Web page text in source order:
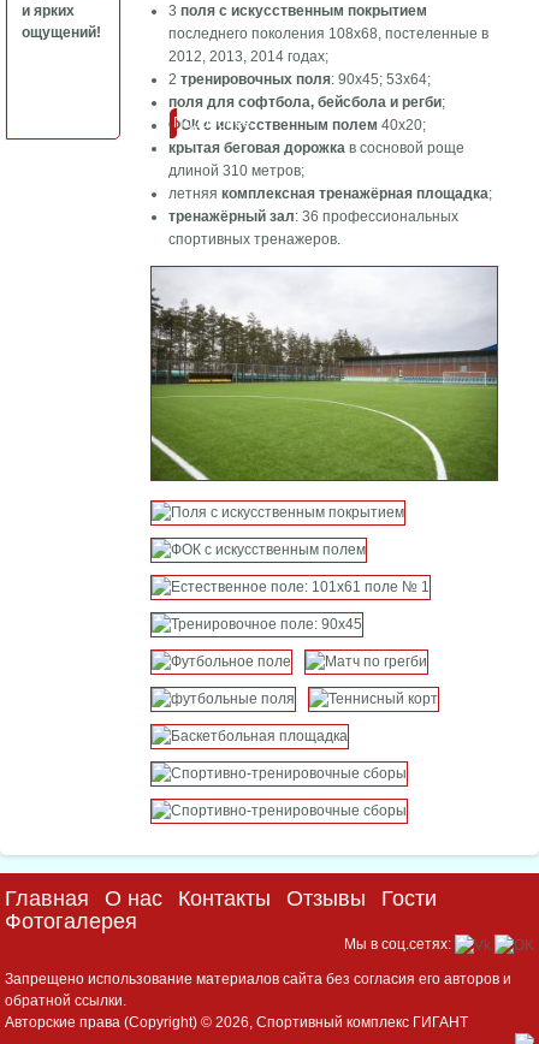
3поля с искусственным покрытием
последнего поколения 108х68, постеленные в
2012, 2013, 2014 годах;
2тренировочных поля: 90х45; 53х64;
поля для софтбола, бейсбола и регби;
ФОК с искусственным полем 40х20;
крытая беговая дорожка в сосновой роще
длиной 310 метров;
летняякомплексная тренажёрная площадка;
тренажёрный зал: 36 профессиональных
спортивных тренажеров.
и ярких
ощущений!
Подробнее
Главная О нас Контакты Отзывы
Гости
Фотогалерея
Мы в соц.сетях:
Запрещено использование материалов сайта без согласия его авторов и
обратной ссылки.
Авторские права (Copyright) © 2026, Спортивный комплекс ГИГАНТ